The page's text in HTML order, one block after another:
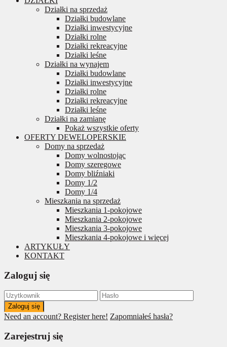
Działki na sprzedaż
Działki budowlane
Działki inwestycyjne
Działki rolne
Działki rekreacyjne
Działki leśne
Działki na wynajem
Działki budowlane
Działki inwestycyjne
Działki rolne
Działki rekreacyjne
Działki leśne
Działki na zamianę
Pokaż wszystkie oferty
OFERTY DEWELOPERSKIE
Domy na sprzedaż
Domy wolnostojąc
Domy szeregowe
Domy bliźniaki
Domy 1/2
Domy 1/4
Mieszkania na sprzedaż
Mieszkania 1-pokojowe
Mieszkania 2-pokojowe
Mieszkania 3-pokojowe
Mieszkania 4-pokojowe i więcej
ARTYKUŁY
KONTAKT
Zaloguj się
Zaloguj się
Need an account? Register here! Zapomniałeś hasła?
Zarejestruj się